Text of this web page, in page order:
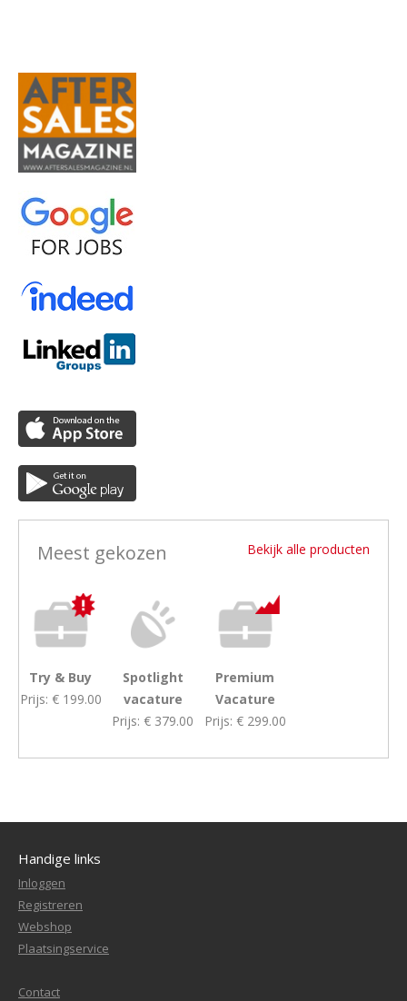
Bekijk alle producten
Meest gekozen
Try & Buy
Prijs: € 199.00
Spotlight
vacature
Prijs: € 379.00
Premium
Vacature
Prijs: € 299.00
Handige links
Inloggen
Registreren
Webshop
Plaatsingservice
Contact